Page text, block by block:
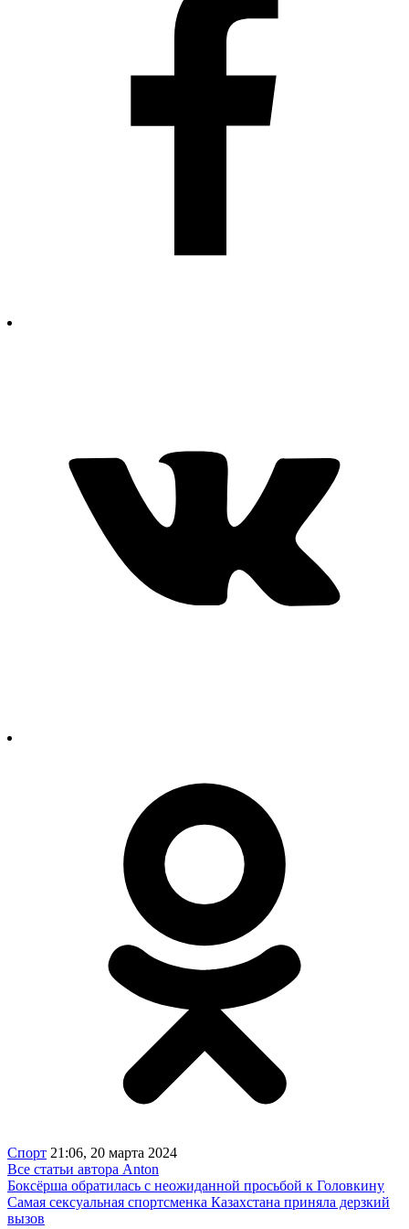
Спорт 21:06, 20 марта 2024
Все статьи автора Anton
Боксёрша обратилась с неожиданной просьбой к Головкину
Самая сексуальная спортсменка Казахстана приняла дерзкий
вызов